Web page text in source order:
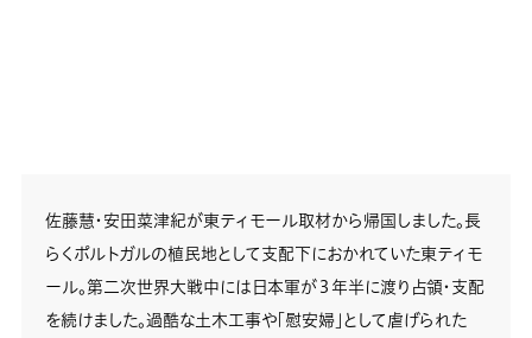
佐藤慧・安田菜津紀が東ティモール取材から帰国しました。長
らくポルトガルの植民地として支配下におかれていた東ティモ
ール。第二次世界大戦中には日本軍が３年半に渡り占領・支配
を続けました。過酷な土木工事や「慰安婦」として虐げられた